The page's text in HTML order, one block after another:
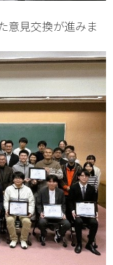
意見交換が進みま